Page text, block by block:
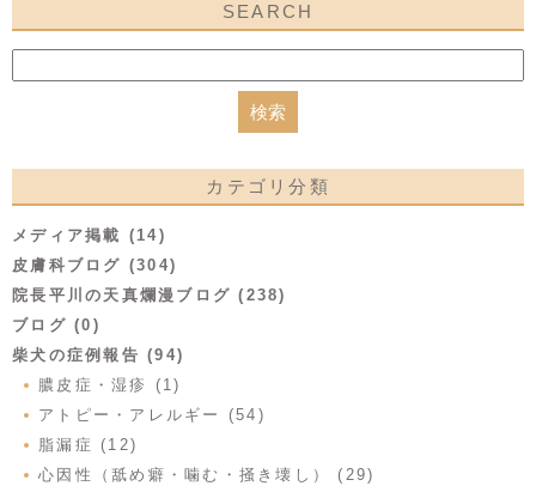
SEARCH
カテゴリ分類
メディア掲載 (14)
皮膚科ブログ (304)
院長平川の天真爛漫ブログ (238)
ブログ (0)
柴犬の症例報告 (94)
膿皮症・湿疹 (1)
アトピー・アレルギー (54)
脂漏症 (12)
心因性（舐め癖・噛む・掻き壊し） (29)